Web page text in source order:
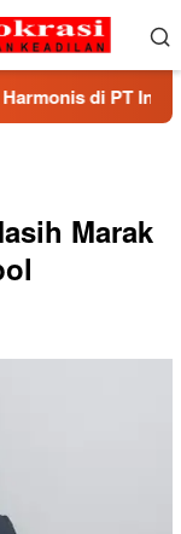
Epson
Marak